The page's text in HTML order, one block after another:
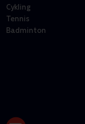
Cykling
Tennis
Badminton